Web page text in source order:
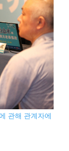
관해 관계자에